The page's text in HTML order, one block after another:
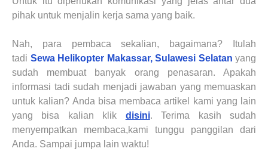
pihak untuk menjalin kerja sama yang baik.
Nah, para pembaca sekalian, bagaimana? Itulah
tadi Sewa Helikopter Makassar, Sulawesi Selatan yang
sudah membuat banyak orang penasaran. Apakah
informasi tadi sudah menjadi jawaban yang memuaskan
untuk kalian? Anda bisa membaca artikel kami yang lain
yang bisa kalian klik disini. Terima kasih sudah
menyempatkan membaca,kami tunggu panggilan dari
Anda. Sampai jumpa lain waktu!